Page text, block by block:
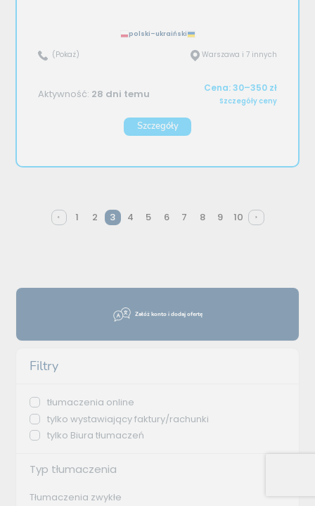
Załóż konto i dodaj ofertę
Filtry
tłumaczenia online
tylko wystawiający faktury/rachunki
tylko Biura tłumaczeń
Typ tłumaczenia
Tłumaczenia zwykłe
polski–ukraiński
(Pokaż) Warszawa i 7 innych
Aktywność: 28 dni temu Cena: 30–350 zł
Szczegóły ceny
Szczegóły
1 2 3 4 5 6 7 8 9 10